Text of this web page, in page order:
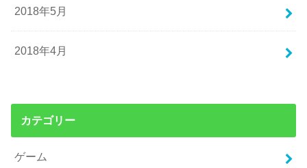
2018年5月
2018年4月
カテゴリー
ゲーム